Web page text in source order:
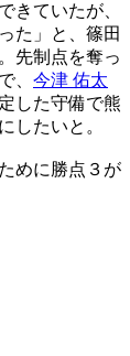
きていたが、
た」と、篠田
先制点を奪っ
、 今津 佑太
した守備で熊
したいと。
めに勝点３が